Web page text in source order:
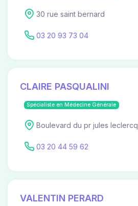
30 rue saint bernard
03 20 93 73 04
CLAIRE PASQUALINI
Spécialiste en Médecine Générale
Boulevard du pr jules leclercq
03 20 44 59 62
VALENTIN PERARD